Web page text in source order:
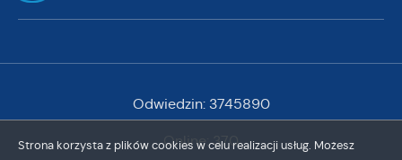
Odwiedzin: 3745890
Online: 370
Strona korzysta z plików cookies w celu realizacji usług. Możesz